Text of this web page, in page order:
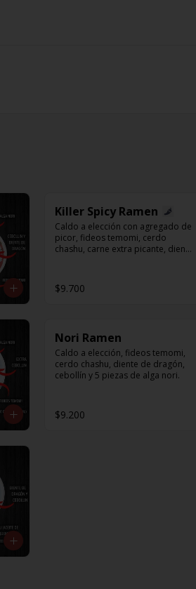
Killer Spicy Ramen
Caldo a elección con agregado de
picor, fideos temomi, cerdo
chashu, carne extra picante, diente
$9.700
Nori Ramen
Caldo a elección, fideos temomi,
cerdo chashu, diente de dragón,
cebollín y 5 piezas de alga nori.
$9.200